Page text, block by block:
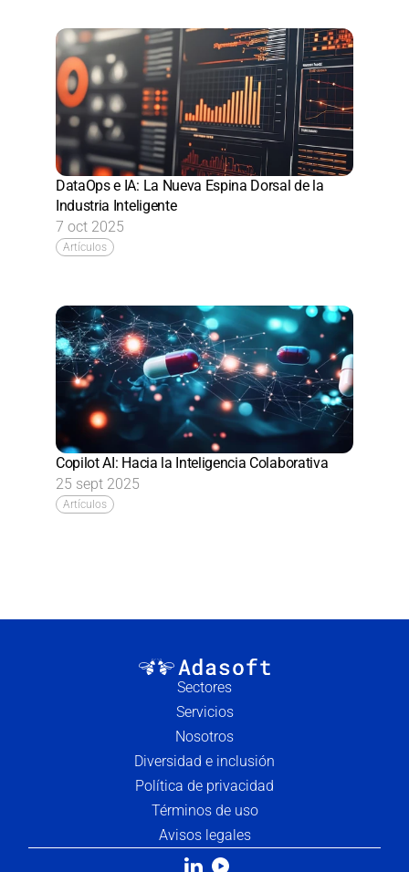
DataOps e IA: La Nueva Espina Dorsal de la
Industria Inteligente
7 oct 2025
Artículos
Copilot AI: Hacia la Inteligencia Colaborativa
25 sept 2025
Artículos
Sectores
Servicios
Nosotros
Diversidad e inclusión
Política de privacidad
Términos de uso
Avisos legales